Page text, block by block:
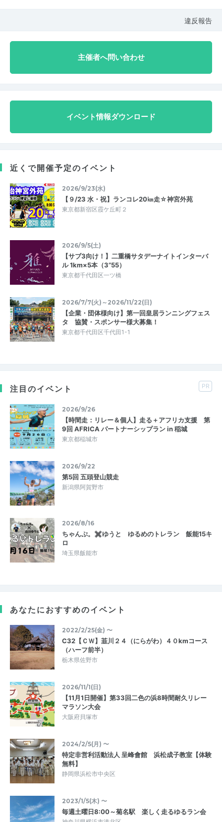
違反報告
主催者へ問い合わせ
イベント情報ダウンロード
近くで開催予定のイベント
2026/9/23(水)
【９/23 水・祝】ランコレ20㎞走☆神宮外苑
東京都新宿区霞ケ丘町２
2026/9/5(土)
【サブ3向け！】二重橋サタデーナイトインターバ
ル 1km×5本（3”55）
東京都千代田区一ツ橋
2026/7/7(火)～2026/11/22(日)
⁠【企業・団体様向け】第一回皇居ランニングフェス
タ 協賛・スポンサー様大募集！⁠
東京都千代田区千代田1-1
注目のイベント PR
2026/9/26
【時間走：リレー＆個人】走る＋アフリカ支援 第
9回 AFRICA パートナーシップラン in 稲城
東京都稲城市
2026/9/22
第5回 五頭登山競走
新潟県阿賀野市
2026/8/16
ちゃんぷ。✖ゆうと ゆるめのトレラン 飯能15キ
ロ
埼玉県飯能市
あなたにおすすめのイベント
2022/2/25(金) 〜
C32【ＣＷ】韮川２４（にらがわ）４０kmコース
（ハーフ前半）
栃木県佐野市
2026/11/1(日)
【11月1日開催】第33回二色の浜8時間耐久リレー
マラソン大会
大阪府貝塚市
2024/2/5(月) 〜
特定非営利活動法人 呈峰會館 浜松成子教室【体験
無料】
静岡県浜松市中央区
2023/1/5(木) 〜
毎週土曜日8:00～菊名駅 楽しく走るゆるラン会